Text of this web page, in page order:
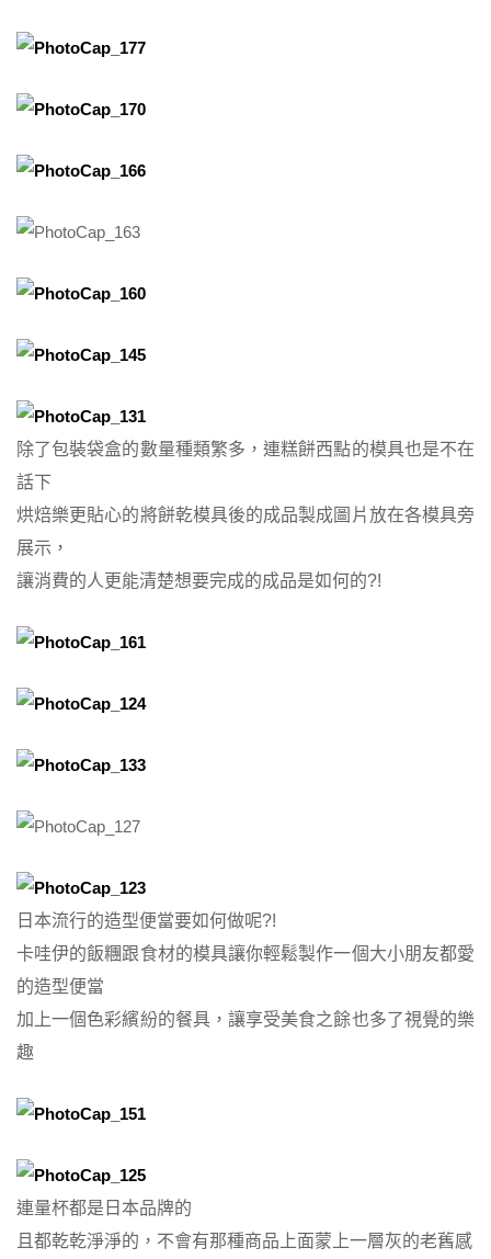
除了包裝袋盒的數量種類繁多，連糕餅西點的模具也是不在
話下
烘焙樂更貼心的將餅乾模具後的成品製成圖片放在各模具旁
展示，
讓消費的人更能清楚想要完成的成品是如何的?!
日本流行的造型便當要如何做呢?!
卡哇伊的飯糰跟食材的模具讓你輕鬆製作一個大小朋友都愛
的造型便當
加上一個色彩繽紛的餐具，讓享受美食之餘也多了視覺的樂
趣
連量杯都是日本品牌的
且都乾乾淨淨的，不會有那種商品上面蒙上一層灰的老舊感